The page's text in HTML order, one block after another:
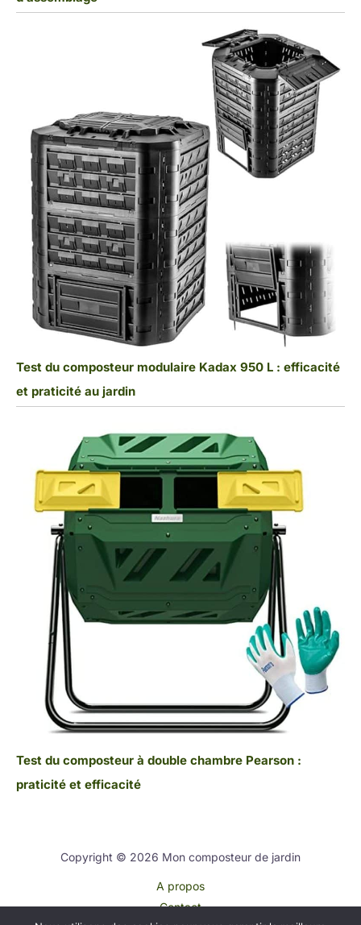
Test du composteur modulaire Kadax 950 L : efficacité
et praticité au jardin
Test du composteur à double chambre Pearson :
praticité et efficacité
Copyright © 2026 Mon composteur de jardin
A propos
Contact